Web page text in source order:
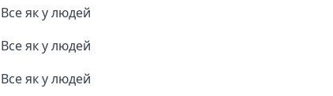
Все як у людей
Все як у людей
Все як у людей